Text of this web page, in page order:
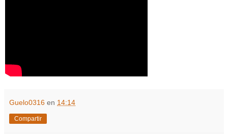
Guelo0316 en 14:14
Compartir